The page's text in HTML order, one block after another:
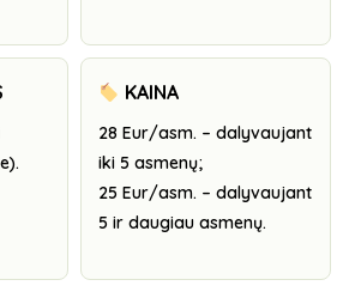
KAINA
28 Eur/asm. – dalyvaujant
iki 5 asmenų;
25 Eur/asm. – dalyvaujant
5 ir daugiau asmenų.